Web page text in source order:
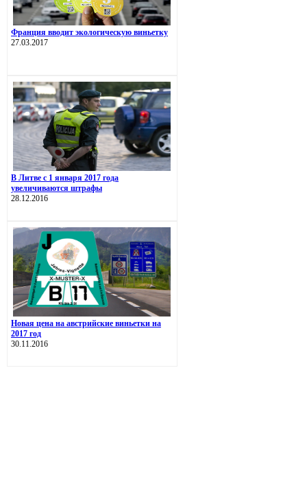
Франция вводит экологическую виньетку
27.03.2017
В Литве с 1 января 2017 года
увеличиваются штрафы
28.12.2016
Новая цена на австрийские виньетки на
2017 год
30.11.2016